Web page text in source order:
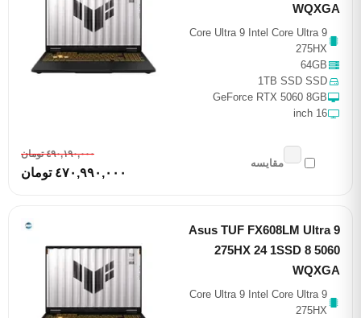
WQXGA
Core Ultra 9 Intel Core Ultra 9
275HX
64GB
1TB SSD SSD
GeForce RTX 5060 8GB
16 inch
٤٩٠,١٩٠,٠٠٠ تومان
٤٧٠,٩٩٠,٠٠٠ تومان
مقایسه
Asus TUF FX608LM Ultra 9
275HX 24 1SSD 8 5060
WQXGA
Core Ultra 9 Intel Core Ultra 9
275HX